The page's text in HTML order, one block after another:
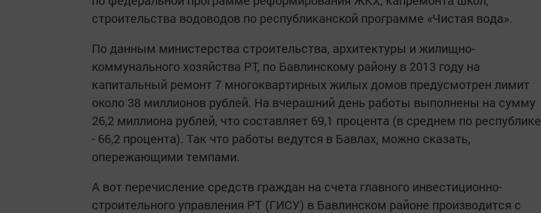
строительства водоводов по республиканской программе «Чистая вода».
По данным министерства строительства, архитектуры и жилищно-
коммунального хозяйства РТ, по Бавлинскому району в 2013 году на
капитальный ремонт 7 многоквартирных жилых домов предусмотрен лимит
около 38 миллионов рублей. На вчерашний день работы выполнены на сумму
26,2 миллиона рублей, что составляет 69,1 процента (в среднем по республике
- 66,2 процента). Так что работы ведутся в Бавлах, можно сказать,
опережающими темпами.
А вот перечисление средств граждан на счета главного инвестиционно-
строительного управления РТ (ГИСУ) в Бавлинском районе производится с